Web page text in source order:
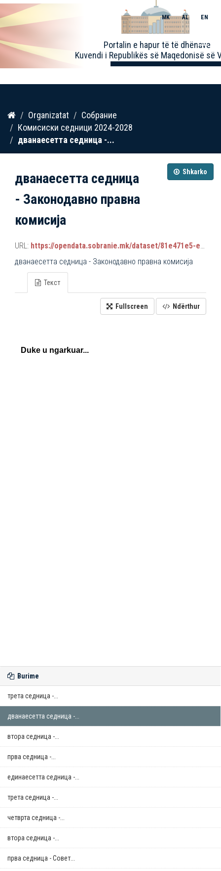
Kalo
përmbajtja
Portalin e hapur të të dhënave
Kuvendi i Republikës së Maqedonisë së
MK AL EN
Toggle
Organizatat
Собрание
Комисиски седници 2024-2028
дванаесетта седница -...
Shkarko
дванаесетта седница
- Законодавно правна
комисија
URL: https://opendata.sobranie.mk/dataset/81e471e5-e34b-4d92-9a38-9b6107e068a7/resource/e5d73876-738c-4d7f-bc63-f4dbb2906612/download/komisiski_sednici_2024-2028.json
дванаесетта седница - Законодавно правна комисија
Текст
Fullscreen Ndërthur
Burime
трета седница -...
дванаесетта седница -...
втора седница -...
прва седница -...
единаесетта седница -...
трета седница -...
четврта седница -...
втора седница -...
прва седница - Совет...